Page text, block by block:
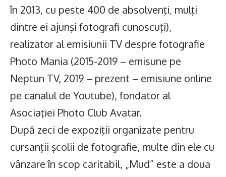
în 2013, cu peste 400 de absolvenţi, mulţi
dintre ei ajunşi fotografi cunoscuţi),
realizator al emisiunii TV despre fotografie
Photo Mania (2015-2019 – emisune pe
Neptun TV, 2019 – prezent – emisiune online
pe canalul de Youtube), fondator al
Asociaţiei Photo Club Avatar.
După zeci de expoziţii organizate pentru
cursanţii şcolii de fotografie, multe din ele cu
vânzare în scop caritabil, „Mud” este a doua